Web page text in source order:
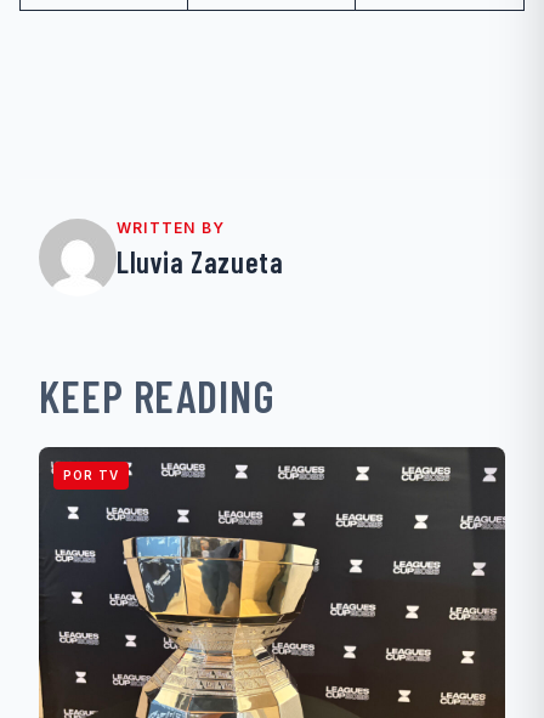
WRITTEN BY
Lluvia Zazueta
KEEP READING
POR TV